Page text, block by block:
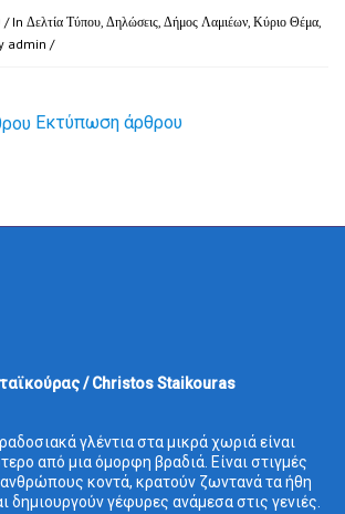
/ In Δελτία Τύπου, Δηλώσεις, Δήμος Λαμιέων, Κύριο Θέμα,
admin /
Εκτύπωση άρθρου
/ Christos Staikouras
γλέντια στα μικρά χωριά είναι
από μια όμορφη βραδιά. Είναι στιγμές
κοντά, κρατούν ζωντανά τα ήθη
δημιουργούν γέφυρες ανάμεσα στις γενιές.